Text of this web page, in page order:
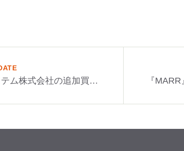
ジャパンシステム株式会社の追加買収としての株式会社Blueshipの株式取得について